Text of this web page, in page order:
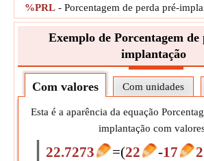
%PRL - Porcentagem de perda pré-
Exemplo de Porcentagem
implantação
Com valores Com unidades
Esta é a aparência da equação
implantação com
22.7273 =(22 -17